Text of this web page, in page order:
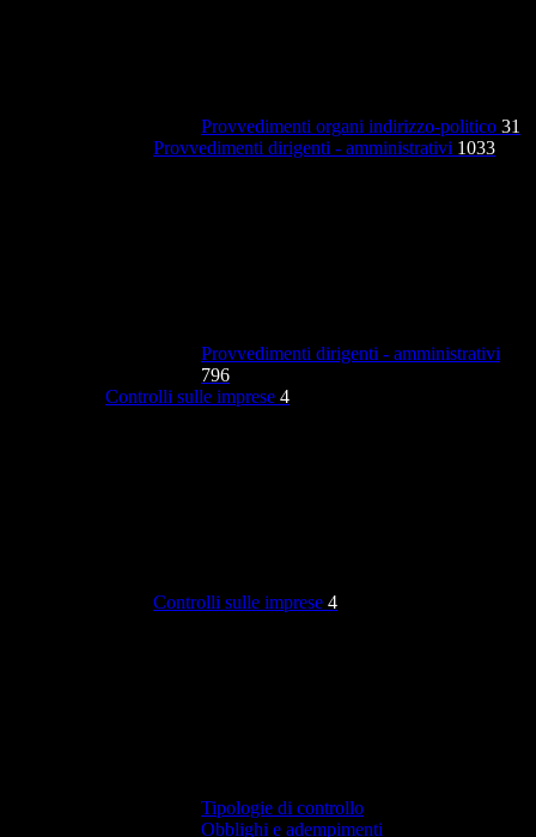
Provvedimenti organi indirizzo-politico 31
Provvedimenti dirigenti - amministrativi 1033
Provvedimenti dirigenti - amministrativi
796
Controlli sulle imprese 4
Controlli sulle imprese 4
Tipologie di controllo
Obblighi e adempimenti